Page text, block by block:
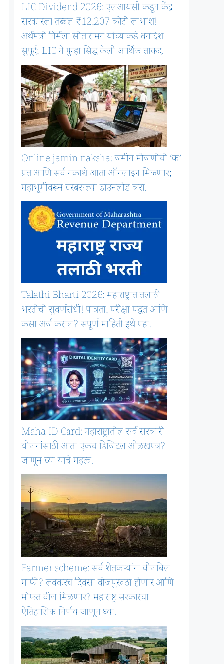
LIC Dividend 2026: एलआयसी कडून केंद्र
सरकारला तब्बल ₹12,207 कोटी लाभांश!
अर्थमंत्री निर्मला सीतारामन यांच्याकडे धनादेश
सुपूर्द; LIC ने पुन्हा सिद्ध केली आर्थिक ताकद.
Online jamin naksha: जमीन मोजणीची ‘क’
प्रत आणि सर्व नकाशे आता ऑनलाइन मिळणार;
महाभूमीवरून घरबसल्या डाउनलोड करा.
Talathi Bharti 2026: महाराष्ट्रात तलाठी
भरतीची सुवर्णसंधी! पात्रता, परीक्षा पद्धत आणि
कसा अर्ज कराल? संपूर्ण माहिती इथे पहा.
Maha ID Card: महाराष्ट्रातील सर्व सरकारी
योजनांसाठी आता एकच डिजिटल ओळखपत्र?
जाणून घ्या याचे महत्व.
Farmer scheme: सर्व शेतकऱ्यांना वीजबिल
माफी? लवकरच दिवसा वीजपुरवठा होणार आणि
मोफत वीज मिळणार? महाराष्ट्र सरकारचा
ऐतिहासिक निर्णय जाणून घ्या.